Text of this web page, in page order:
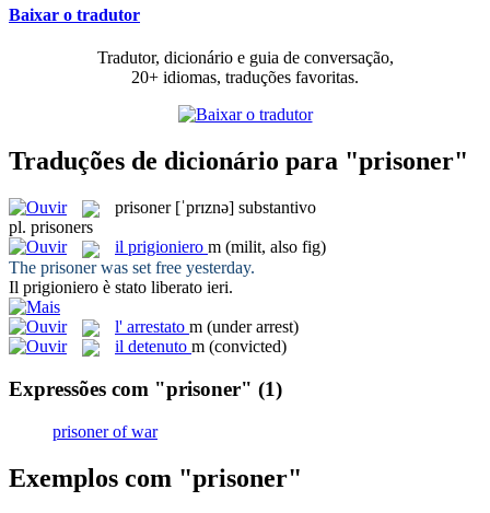
Baixar o tradutor
Tradutor, dicionário e guia de conversação,
20+ idiomas, traduções favoritas.
Traduções de dicionário para "prisoner"
prisoner [ˈprɪznə] substantivo
pl. prisoners
il prigioniero m (milit, also fig)
The prisonerwas set free yesterday.
Il prigioniero è stato liberato ieri.
l' arrestato m (under arrest)
il detenuto m (convicted)
Expressões com "prisoner" (1)
prisoner of war
Exemplos com "prisoner"